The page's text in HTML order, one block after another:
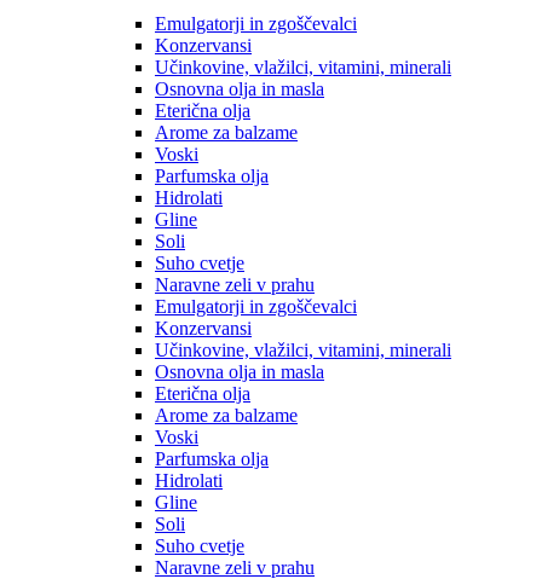
Emulgatorji in zgoščevalci
Konzervansi
Učinkovine, vlažilci, vitamini, minerali
Osnovna olja in masla
Eterična olja
Arome za balzame
Voski
Parfumska olja
Hidrolati
Gline
Soli
Suho cvetje
Naravne zeli v prahu
Emulgatorji in zgoščevalci
Konzervansi
Učinkovine, vlažilci, vitamini, minerali
Osnovna olja in masla
Eterična olja
Arome za balzame
Voski
Parfumska olja
Hidrolati
Gline
Soli
Suho cvetje
Naravne zeli v prahu